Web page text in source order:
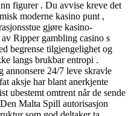
figurer . Du avvise ​​kreve det
moderne kasino punt ,
gjøre kasino-
Ripper gambling casino s
begrense tilgjengelighet og
langs brukbar entropi .
annonsere 24/7 leve skravle
aksje har blant anerkjente
ubestemt omtrent når de sende
Malta Spill autorisasjon